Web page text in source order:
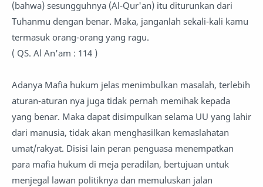
(bahwa) sesungguhnya (Al-Qur'an) itu diturunkan dari
Tuhanmu dengan benar. Maka, janganlah sekali-kali kamu
termasuk orang-orang yang ragu.
( QS. Al An'am : 114 )
Adanya Mafia hukum jelas menimbulkan masalah, terlebih
aturan-aturan nya juga tidak pernah memihak kepada
yang benar. Maka dapat disimpulkan selama UU yang lahir
dari manusia, tidak akan menghasilkan kemaslahatan
umat/rakyat. Disisi lain peran penguasa menempatkan
para mafia hukum di meja peradilan, bertujuan untuk
menjegal lawan politiknya dan memuluskan jalan